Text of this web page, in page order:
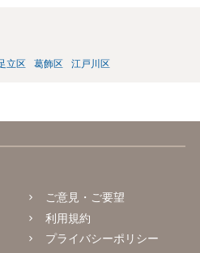
立区 葛飾区 江戸川区
ご意見・ご要望
利用規約
プライバシーポリシー